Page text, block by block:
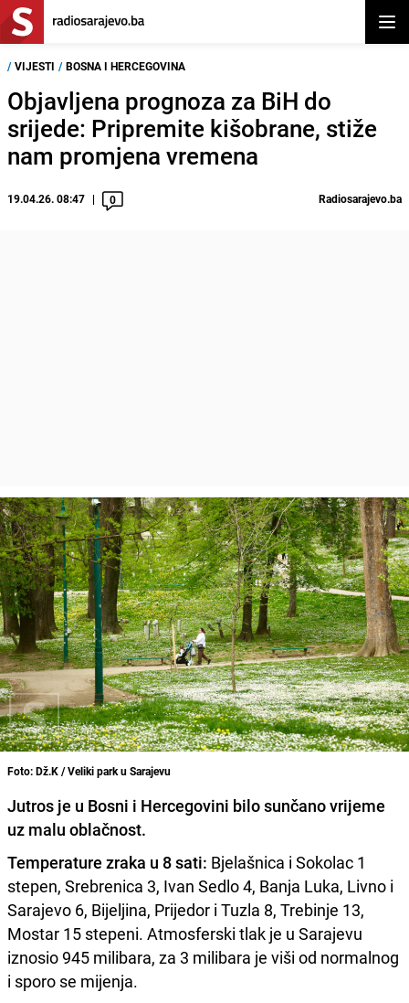
/ VIJESTI / BOSNA I HERCEGOVINA
Objavljena prognoza za BiH do
srijede: Pripremite kišobrane, stiže
nam promjena vremena
19.04.26. 08:47 0 Radiosarajevo.ba
Foto: Dž.K / Veliki park u Sarajevu
Jutros je u Bosni i Hercegovini bilo sunčano vrijeme
uz malu oblačnost.
Temperature zraka u 8 sati: Bjelašnica i Sokolac 1
stepen, Srebrenica 3, Ivan Sedlo 4, Banja Luka, Livno i
Sarajevo 6, Bijeljina, Prijedor i Tuzla 8, Trebinje 13,
Mostar 15 stepeni. Atmosferski tlak je u Sarajevu
iznosio 945 milibara, za 3 milibara je viši od normalnog
i sporo se mijenja.